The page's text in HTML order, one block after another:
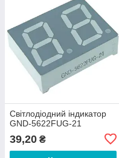
Світлодіодний індикатор
GND-5622FUG-21
39,20 ₴